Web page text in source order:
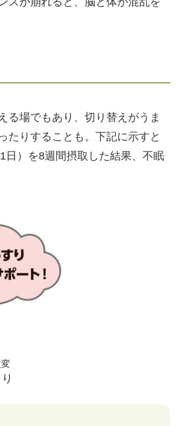
る場でもあり、切り替えがうま
たりすることも。下記に示すと
日）を8週間摂取した結果、不眠